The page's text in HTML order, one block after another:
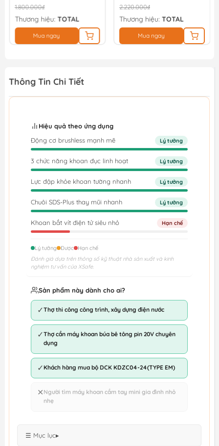
1.800.000₫
Thương hiệu: TOTAL
Mua ngay
2.220.000₫
Thương hiệu: TOTAL
Mua ngay
Thông Tin Chi Tiết
Hiệu quả theo ứng dụng
Động cơ brushless mạnh mẽ
Lý tưởng
3 chức năng khoan đục linh hoạt Lý tưởng
Lực đập khỏe khoan tường nhanh Lý tưởng
Chuôi SDS-Plus thay mũi nhanh Lý tưởng
Khoan bắt vít điện tử siêu nhỏ Hạn chế
Lý tưởng Được
Hạn chế
Đánh giá dựa trên thông số kỹ thuật nhà sản xuất và kinh
nghiệm tư vấn của XSafe.
Sản phẩm này dành cho ai?
✓Thợ thi công công trình, xây dựng điện nước
✓Thợ cần máy khoan búa bê tông pin 20V chuyên
dụng
✓ Khách hàng mua bộ DCK KDZC04-24(TYPE EM)
✕ Người tìm máy khoan cầm tay mini gia đình nhỏ
nhẹ
☰ Mục lục▸